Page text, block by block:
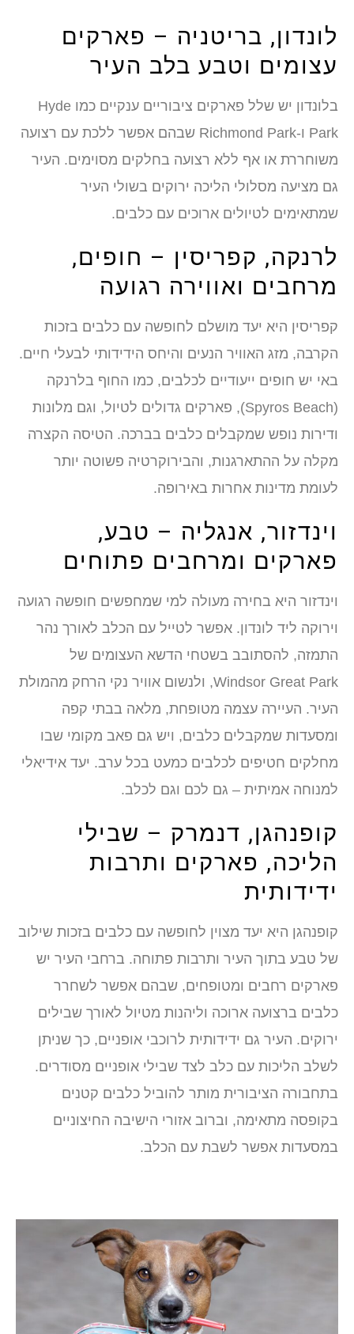
לונדון, בריטניה – פארקים
עצומים וטבע בלב העיר
בלונדון יש שלל פארקים ציבוריים ענקיים כמו Hyde
Park ו‑Richmond Park שבהם אפשר ללכת עם רצועה
משוחררת או אף ללא רצועה בחלקים מסוימים. העיר
גם מציעה מסלולי הליכה ירוקים בשולי העיר
שמתאימים לטיולים ארוכים עם כלבים.
לרנקה, קפריסין – חופים,
מרחבים ואווירה רגועה
קפריסין היא יעד מושלם לחופשה עם כלבים בזכות
הקרבה, מזג האוויר הנעים והיחס הידידותי לבעלי חיים.
באי יש חופים ייעודיים לכלבים, כמו החוף בלרנקה
(Spyros Beach), פארקים גדולים לטיול, וגם מלונות
ודירות נופש שמקבלים כלבים בברכה. הטיסה הקצרה
מקלה על ההתארגנות, והבירוקרטיה פשוטה יותר
לעומת מדינות אחרות באירופה.
וינדזור, אנגליה – טבע,
פארקים ומרחבים פתוחים
וינדזור היא בחירה מעולה למי שמחפשים חופשה רגועה
וירוקה ליד לונדון. אפשר לטייל עם הכלב לאורך נהר
התמזה, להסתובב בשטחי הדשא העצומים של
Windsor Great Park, ולנשום אוויר נקי הרחק מהמולת
העיר. העיירה עצמה מטופחת, מלאה בבתי קפה
ומסעדות שמקבלים כלבים, ויש גם פאב מקומי שבו
מחלקים חטיפים לכלבים כמעט בכל ערב. יעד אידיאלי
למנוחה אמיתית – גם לכם וגם לכלב.
קופנהגן, דנמרק – שבילי
הליכה, פארקים ותרבות
ידידותית
קופנהגן היא יעד מצוין לחופשה עם כלבים בזכות שילוב
של טבע בתוך העיר ותרבות פתוחה. ברחבי העיר יש
פארקים רחבים ומטופחים, שבהם אפשר לשחרר
כלבים ברצועה ארוכה וליהנות מטיול לאורך שבילים
ירוקים. העיר גם ידידותית לרוכבי אופניים, כך שניתן
לשלב הליכות עם כלב לצד שבילי אופניים מסודרים.
בתחבורה הציבורית מותר להוביל כלבים קטנים
בקופסה מתאימה, וברוב אזורי הישיבה החיצוניים
במסעדות אפשר לשבת עם הכלב.